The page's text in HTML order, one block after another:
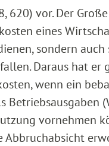
620) vor. Der
eines
sondern auch
Daraus hat er
wenn ein
Betriebsausgaben
vornehmen